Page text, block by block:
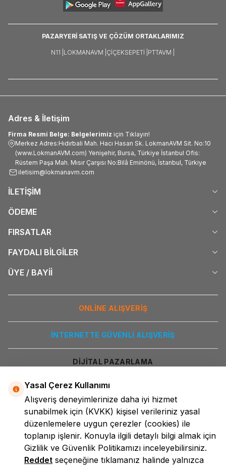
PAZARYERİ SATIŞ VE ÇÖZÜM ORTAKLARIMIZ
N11 | LOKMANAVM | ÇIÇEKSEPETI | PTTAVM |
Adres & İletişim
Firma Resmi Belge: Belgelerimiz için Tıklayın!
Merkez Adres:Hıdırbali Mah. Hacı Hasan Sk. LokmanAVM Sit. No:10
(www.LokmanAVM.com) Yenişehir, Bursa, Türkiye İstanbul Ofis:
Rüstem Paşa Mah. Mısır Çarşısı No:Bilâ Eminönü, İstanbul, Türkiye
iletisim@lokmanavm.com
İLETİŞİM
ÖDEME
FIRSATLAR
FAYDALI BİLGİLER
ÜYE / BAYİİ
ONLİNE ALIŞVERİŞ
İNTERNETTE GÜVENLİ ALIŞVERİŞ
DİJİTAL PAZARLAMA
LokmanAVM
Yasal Çerez Kullanımı
Alışveriş deneyimlerinize daha iyi hizmet
sunabilmek için (KVKK) kişisel verileriniz yasal
düzenlemelere uygun çerezler (cookies) ile
toplanıp işlenir. Konuyla ilgili detaylı bilgi almak için
Gizlilik ve Güvenlik Politikamızı inceleyebilirsiniz.
Reddet seçeneğine tıklamanız halinde yalnızca